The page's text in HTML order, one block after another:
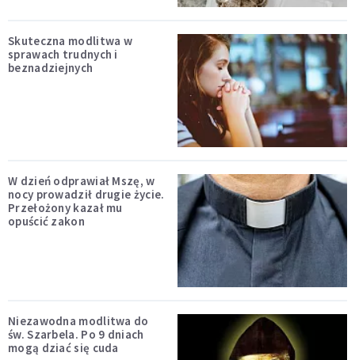
Skuteczna modlitwa w
sprawach trudnych i
beznadziejnych
W dzień odprawiał Mszę, w
nocy prowadził drugie życie.
Przełożony kazał mu
opuścić zakon
Niezawodna modlitwa do
św. Szarbela. Po 9 dniach
mogą dziać się cuda